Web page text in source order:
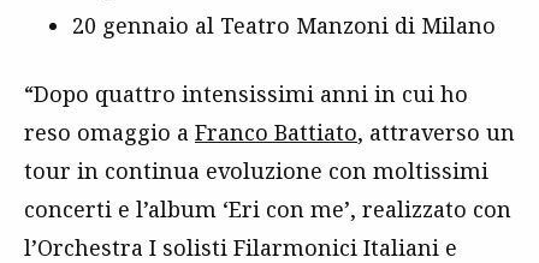
20 gennaio al Teatro Manzoni di Milano
“Dopo quattro intensissimi anni in cui ho
reso omaggio a Franco Battiato, attraverso un
tour in continua evoluzione con moltissimi
concerti e l’album ‘Eri con me’, realizzato con
l’Orchestra I solisti Filarmonici Italiani e